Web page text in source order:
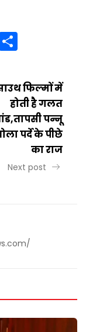
फिल्मों में
होती है गलत
पन्नू
पर्दे के पीछे
का राज
Next post